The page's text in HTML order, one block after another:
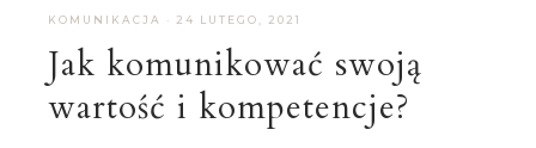
KOMUNIKACJA · 24 LUTEGO, 2021
Jak komunikować swoją
wartość i kompetencje?